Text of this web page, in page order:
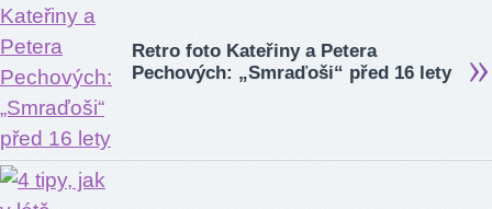
Retro foto Kateřiny a Petera
Pechových: „Smraďoši“ před 16 lety